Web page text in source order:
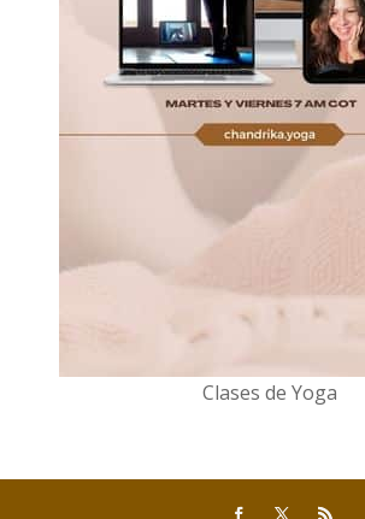
Clases de Yoga